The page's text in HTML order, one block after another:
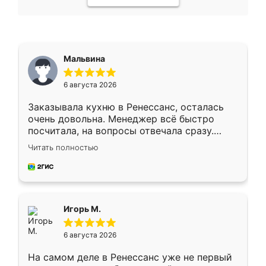
Мальвина
6 августа 2026
Заказывала кухню в Ренессанс, осталась
очень довольна. Менеджер всё быстро
посчитала, на вопросы отвечала сразу.
Замерщик приехал в субботу, подошёл к
делу со всей ответственностью. Собрали
за день, ребята работали аккуратно, даже
Читать полностью
Игорь М.
6 августа 2026
На самом деле в Ренессанс уже не первый